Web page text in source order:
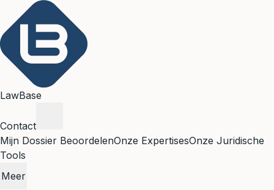
LawBase
Contact
Mijn Dossier BeoordelenOnze ExpertisesOnze Juridische
Tools
Meer